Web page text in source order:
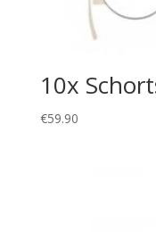
10x
€59.90